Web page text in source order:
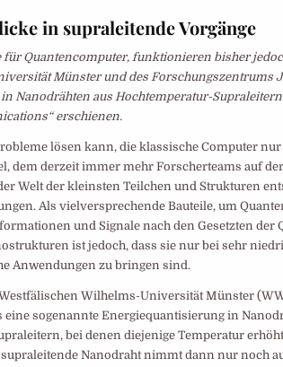
in supraleitende Vorgänge
für Quantencomputer, funktionieren bisher
Münster und des Forschungszentrums
Nanodrähten aus Hochtemperatur-
erschienen.
lösen kann, die klassische Computer
dem derzeit immer mehr Forscherteams auf
Welt der kleinsten Teilchen und Strukturen
Als vielversprechende Bauteile, um
und Signale nach den Gesetzten der
ist jedoch, dass sie nur bei sehr
Anwendungen zu bringen sind.
Wilhelms-Universität Münster
sogenannte Energiequantisierung in
bei denen diejenige Temperatur
Nanodraht nimmt dann nur noch